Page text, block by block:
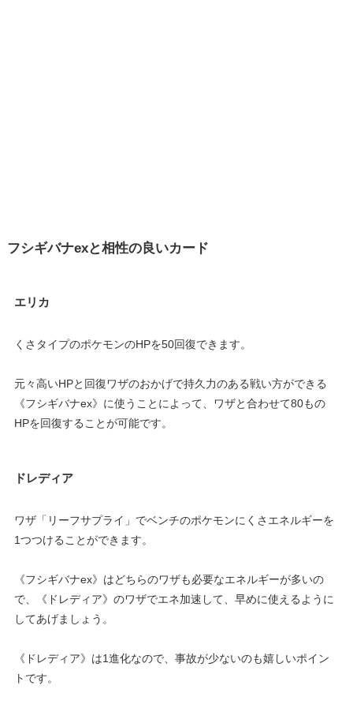
フシギバナexと相性の良いカード
エリカ
くさタイプのポケモンのHPを50回復できます。
元々高いHPと回復ワザのおかげで持久力のある戦い方ができる
《フシギバナex》に使うことによって、ワザと合わせて80もの
HPを回復することが可能です。
ドレディア
ワザ「リーフサプライ」でベンチのポケモンにくさエネルギーを
1つつけることができます。
《フシギバナex》はどちらのワザも必要なエネルギーが多いの
で、《ドレディア》のワザでエネ加速して、早めに使えるように
してあげましょう。
《ドレディア》は1進化なので、事故が少ないのも嬉しいポイン
トです。